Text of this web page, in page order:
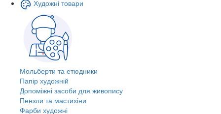
Художні товари
Мольберти та етюдники
Папір художній
Допоміжні засоби для живопису
Пензли та мастихіни
Фарби художні